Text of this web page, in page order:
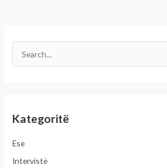
c
Kategoritë
Ese
Intervistë